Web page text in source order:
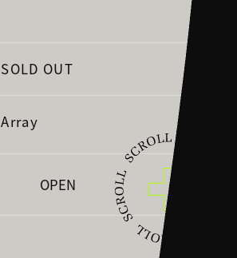
SOLD OUT
Array
OPEN
東京都港区六本木7丁目17-10